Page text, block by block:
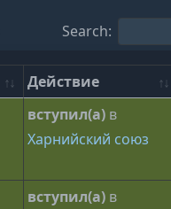
Search:
Действие
вступил(а)в
Харнийский союз
вступил(а)в